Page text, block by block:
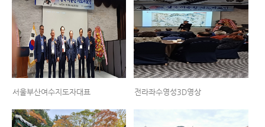
서울부산여수지도자대표 전라좌수영성3D영상